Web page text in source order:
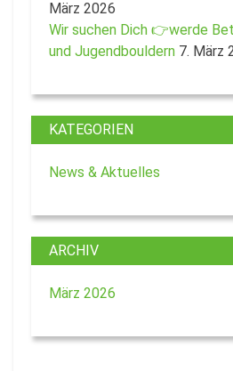
März 2026
Wir suchen Dich 👉werde
und Jugendbouldern 7. März
KATEGORIEN
News & Aktuelles
ARCHIV
März 2026